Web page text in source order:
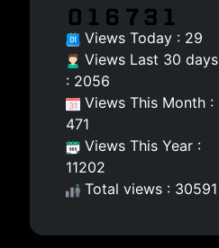
Views Today : 29
Views Last 30 days
: 2056
Views This Month :
471
Views This Year :
11202
Total views : 30591